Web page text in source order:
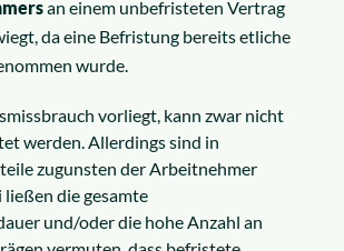
an einem unbefristeten Vertrag
da eine Befristung bereits etliche
wurde.
vorliegt, kann zwar nicht
werden. Allerdings sind in
zugunsten der Arbeitnehmer
ließen die gesamte
und/oder die hohe Anzahl an